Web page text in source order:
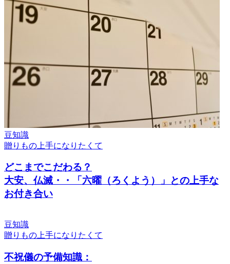
豆知識
贈りもの上手になりたくて
どこまでこだわる？
大安、仏滅・・「六曜（ろくよう）」との上手な
お付き合い
豆知識
贈りもの上手になりたくて
不祝儀の予備知識：